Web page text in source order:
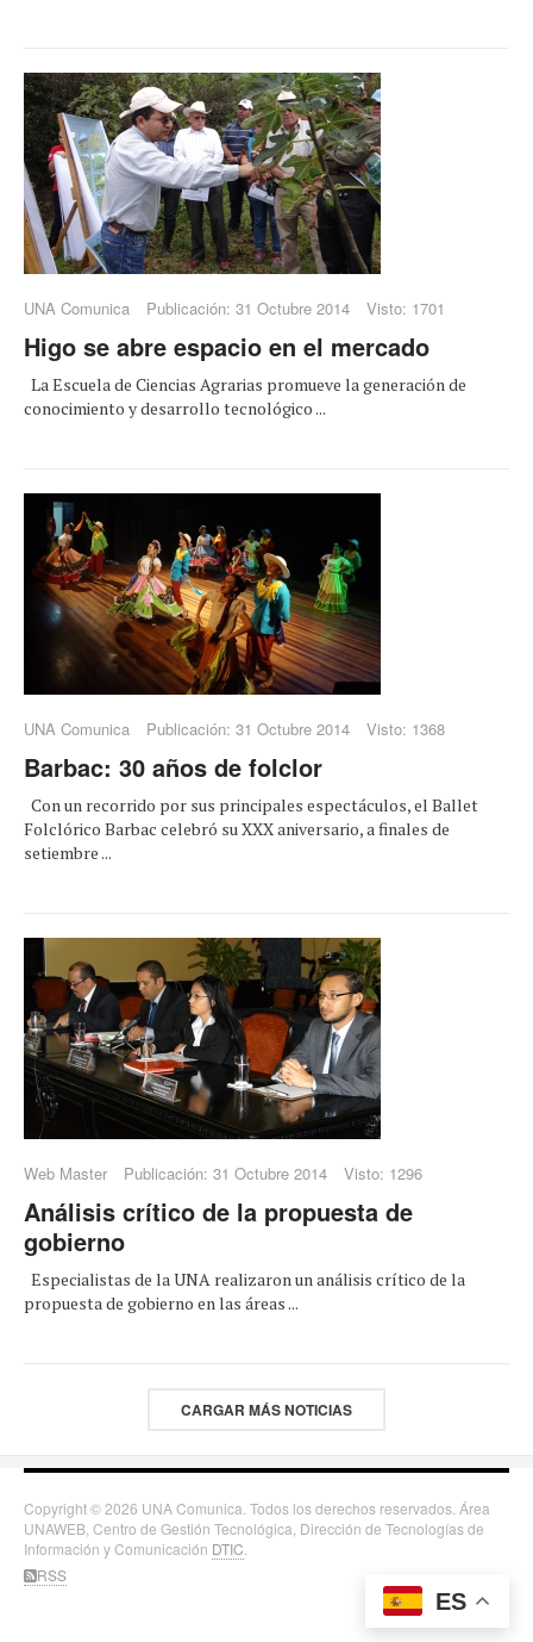
UNA Comunica Publicación: 31 Octubre 2014 Visto: 1701
Higo se abre espacio en el mercado
La Escuela de Ciencias Agrarias promueve la generación de
conocimiento y desarrollo tecnológico ...
UNA Comunica Publicación: 31 Octubre 2014 Visto: 1368
Barbac: 30 años de folclor
Con un recorrido por sus principales espectáculos, el Ballet
Folclórico Barbac celebró su XXX aniversario, a finales de
setiembre ...
Web Master Publicación: 31 Octubre 2014 Visto: 1296
Análisis crítico de la propuesta de
gobierno
Especialistas de la UNA realizaron un análisis crítico de la
propuesta de gobierno en las áreas ...
CARGAR MÁS NOTICIAS
ES
Copyright © 2026 UNA Comunica. Todos los derechos reservados. Área
UNAWEB, Centro de Gestión Tecnológica, Dirección de Tecnologías de
Información y Comunicación DTIC
RSS